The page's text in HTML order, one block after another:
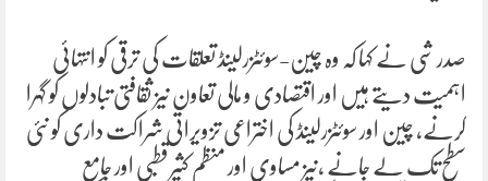
صدر شی نے کہا کہ وہ چین-سوئٹزرلینڈ تعلقات کی ترقی کو انتہائی
اہمیت دیتے ہیں اور اقتصادی و مالی تعاون نیز ثقافتی تبادلوں کو گہرا
کرنے، چین اور سوئٹزرلینڈ کی اختراعی تزویراتی شراکت داری کو نئی
سطح تک لے جانے ،نیز مساوی اور منظم کثیرقطبی اور جامع